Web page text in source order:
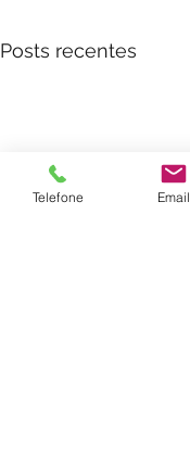
Posts recentes
Telefone Email